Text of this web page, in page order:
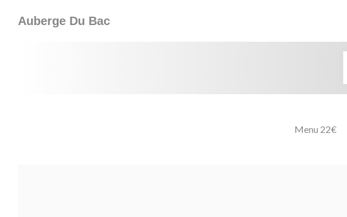
Auberge Du Bac
Menu 22€